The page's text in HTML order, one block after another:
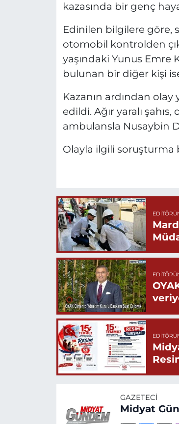
kazasında bir genç
Edinilen bilgilere göre,
otomobil kontrolden
yaşındaki Yunus Emre
bulunan bir diğer kişi
Kazanın ardından
edildi. Ağır yaralı
ambulansla Nusaybin
Olayla ilgili soruşturma
GAZETECI
Midyat